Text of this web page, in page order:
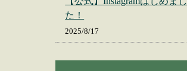
た！
2025/8/17